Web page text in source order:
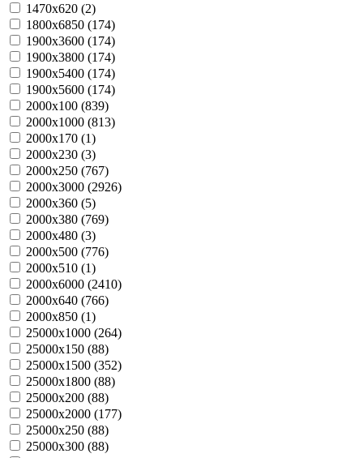
1470х620 (2)
1800х6850 (174)
1900х3600 (174)
1900х3800 (174)
1900х5400 (174)
1900х5600 (174)
2000х100 (839)
2000х1000 (813)
2000х170 (1)
2000х230 (3)
2000х250 (767)
2000х3000 (2926)
2000х360 (5)
2000х380 (769)
2000х480 (3)
2000х500 (776)
2000х510 (1)
2000х6000 (2410)
2000х640 (766)
2000х850 (1)
25000х1000 (264)
25000х150 (88)
25000х1500 (352)
25000х1800 (88)
25000х200 (88)
25000х2000 (177)
25000х250 (88)
25000х300 (88)